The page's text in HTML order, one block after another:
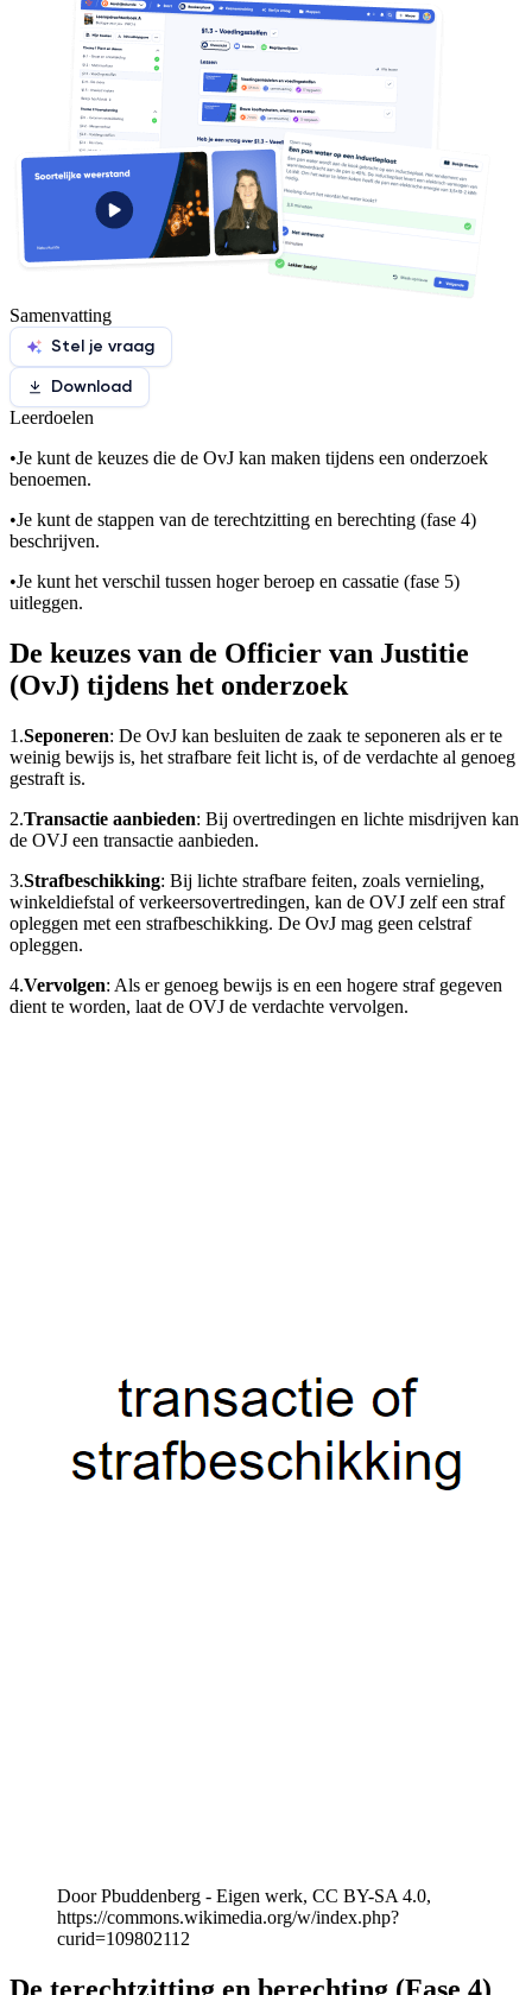
Samenvatting
Stel je vraag
Download
Leerdoelen
•Je kunt de keuzes die de OvJ kan maken tijdens een onderzoek
benoemen.
•Je kunt de stappen van de terechtzitting en berechting (fase 4)
beschrijven.
•Je kunt het verschil tussen hoger beroep en cassatie (fase 5)
uitleggen.
De keuzes van de Officier van Justitie
(OvJ) tijdens het onderzoek
1.Seponeren: De OvJ kan besluiten de zaak te seponeren als er te
weinig bewijs is, het strafbare feit licht is, of de verdachte al genoeg
gestraft is.
2.Transactie aanbieden: Bij overtredingen en lichte misdrijven kan
de OVJ een transactie aanbieden.
3.Strafbeschikking: Bij lichte strafbare feiten, zoals vernieling,
winkeldiefstal of verkeersovertredingen, kan de OVJ zelf een straf
opleggen met een strafbeschikking. De OvJ mag geen celstraf
opleggen.
4.Vervolgen: Als er genoeg bewijs is en een hogere straf gegeven
dient te worden, laat de OVJ de verdachte vervolgen.
Door Pbuddenberg - Eigen werk, CC BY-SA 4.0,
https://commons.wikimedia.org/w/index.php?
curid=109802112
De terechtzitting en berechting (Fase 4)